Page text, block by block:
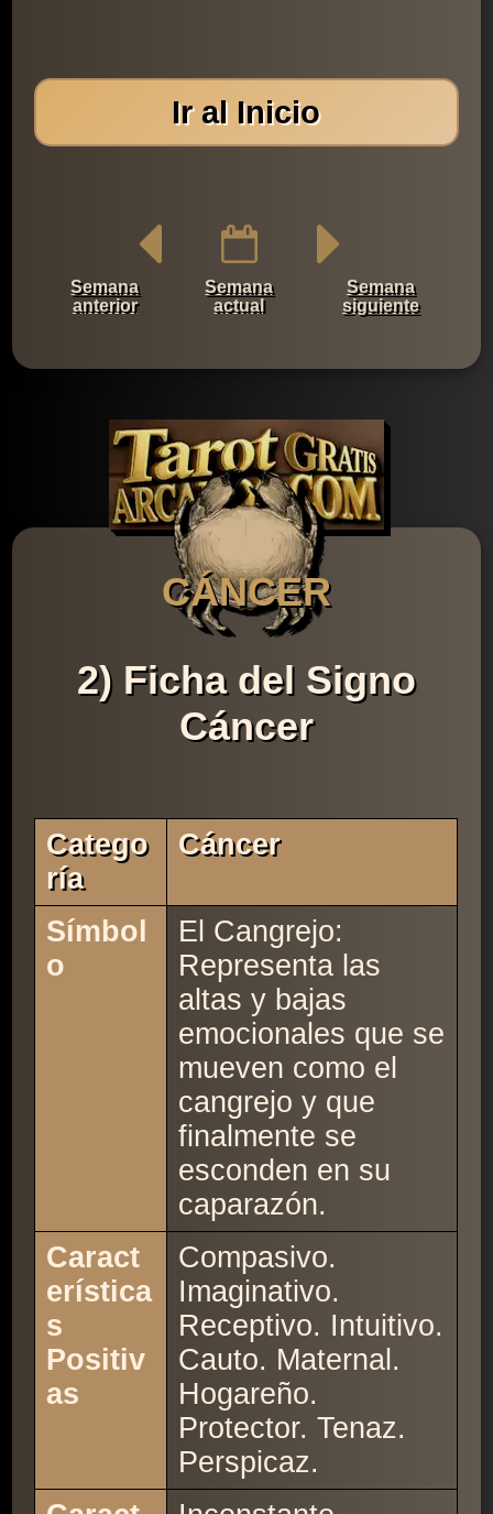
Ir al Inicio
Semana
anterior
Semana
actual
Semana
siguiente
CÁNCER
2) Ficha del Signo
Cáncer
Catego
Ría
Cáncer
Símbol
o
El Cangrejo:
Representa las
altas y bajas
emocionales que se
mueven como el
cangrejo y que
finalmente se
esconden en su
caparazón.
Caract
erística
s
Positiv
as
Compasivo.
Imaginativo.
Receptivo. Intuitivo.
Cauto. Maternal.
Hogareño.
Protector. Tenaz.
Perspicaz.